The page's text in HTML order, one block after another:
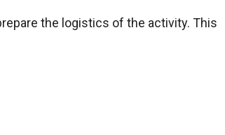
the logistics of the activity. This